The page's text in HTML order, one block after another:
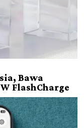
Bawa
FlashCharge